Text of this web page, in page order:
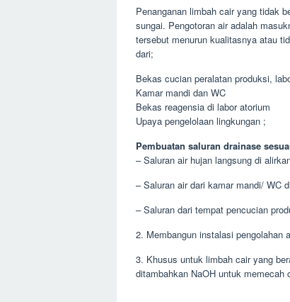
Penanganan limbah cair yang tidak
sungai. Pengotoran air adalah
tersebut menurun kualitasnya atau
dari;
Bekas cucian peralatan produksi,
Kamar mandi dan WC
Bekas reagensia di labor atorium
Upaya pengelolaan lingkungan ;
Pembuatan saluran drainase
– Saluran air hujan langsung di
– Saluran air dari kamar mandi/ WC
– Saluran dari tempat pencucian
2. Membangun instalasi pengolahan
3. Khusus untuk limbah cair yang
ditambahkan NaOH untuk memecah